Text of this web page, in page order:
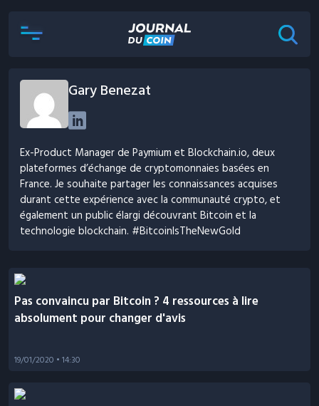
Gary Benezat
Ex-Product Manager de Paymium et Blockchain.io, deux
plateformes d’échange de cryptomonnaies basées en
France. Je souhaite partager les connaissances acquises
durant cette expérience avec la communauté crypto, et
également un public élargi découvrant Bitcoin et la
technologie blockchain. #BitcoinIsTheNewGold
Pas convaincu par Bitcoin ? 4 ressources à lire
absolument pour changer d'avis
19/01/2020 • 14:30